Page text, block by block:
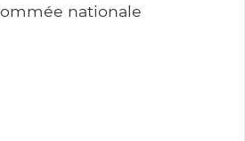
nationale